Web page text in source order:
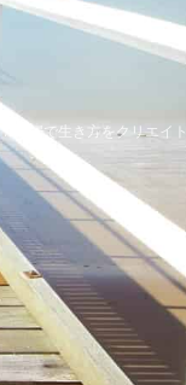
/ 夫婦で生き方をクリエイト